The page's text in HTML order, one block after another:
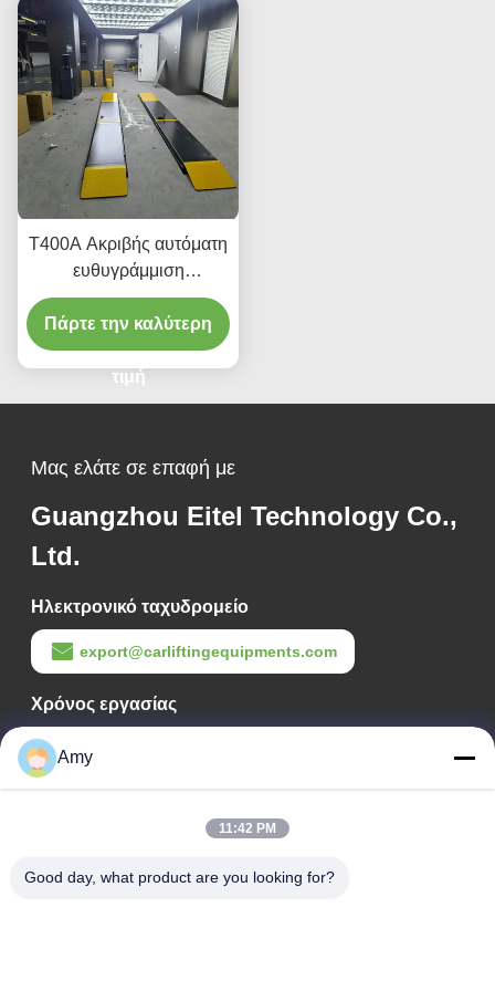
T400A Ακριβής αυτόματη
ευθυγράμμιση
ανελκυστήρα 380V/220V
με χαμηλό προφίλ
σχεδιασμό
Πάρτε την καλύτερη
τιμή
Μας ελάτε σε επαφή με
Guangzhou Eitel Technology Co.,
Ltd.
Ηλεκτρονικό ταχυδρομείο
export@carliftingequipments.com
Χρόνος εργασίας
09:00-18:00
Η διεύθυνσή μας
Amy
11:42 PM
Good day, what product are you looking for?